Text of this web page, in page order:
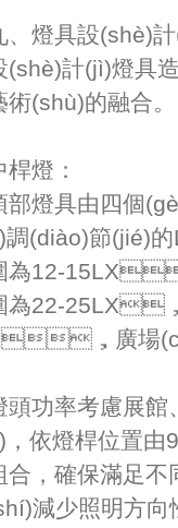
、燈具設(shè)
(shè)計(jì)燈具
(shù)的融合。
桿燈：
部燈具由四個
調(diào)節(jié)的
為12-
為22-25LX
，廣場
頭功率考慮展館
，依燈桿位置
合，確保滿足
減少照明方